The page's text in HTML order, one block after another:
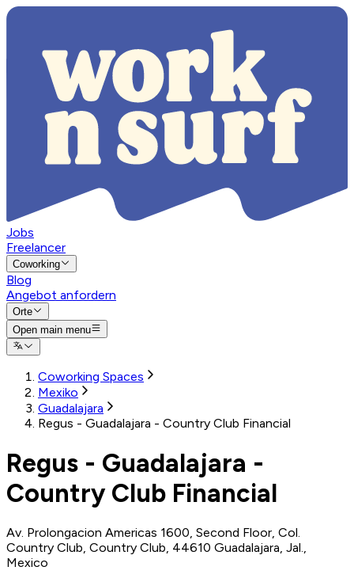
Jobs
Freelancer
Coworking
Blog
Angebot anfordern
Orte
Open main menu
Coworking Spaces
Mexiko
Guadalajara
Regus - Guadalajara - Country Club Financial
Regus - Guadalajara -
Country Club Financial
Av. Prolongacion Americas 1600, Second Floor, Col.
Country Club, Country Club, 44610 Guadalajara, Jal.,
Mexico